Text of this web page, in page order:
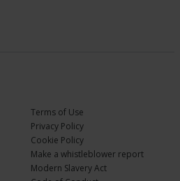
Terms of Use
Privacy Policy
Cookie Policy
Make a whistleblower report
Modern Slavery Act